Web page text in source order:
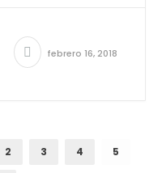
febrero 16, 2018
2 3 4 5